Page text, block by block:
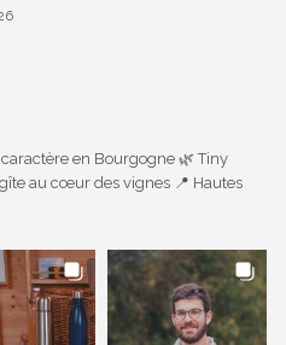
en Bourgogne 🌿 Tiny
au cœur des vignes 📍 Hautes